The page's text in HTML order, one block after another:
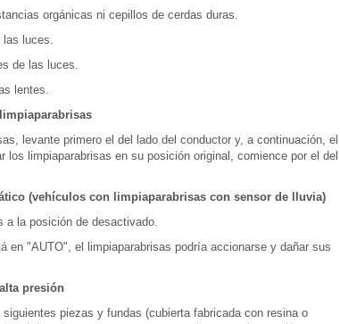
orgánicas ni cepillos de cerdas duras.
las luces.
de las luces.
lentes.
levante primero el del lado del conductor y, a continuación, el
los limpiaparabrisas en su posición original, comience por el del
(vehículos con limpiaparabrisas con sensor de lluvia)
a la posición de desactivado.
en "AUTO", el limpiaparabrisas podría accionarse y dañar sus
presión
piezas y fundas (cubierta fabricada con resina o